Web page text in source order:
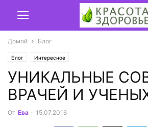
Домой Блог
Блог Интересное
УНИКАЛЬНЫЕ
ВРАЧЕЙ И
От Ева - 15.07.2016